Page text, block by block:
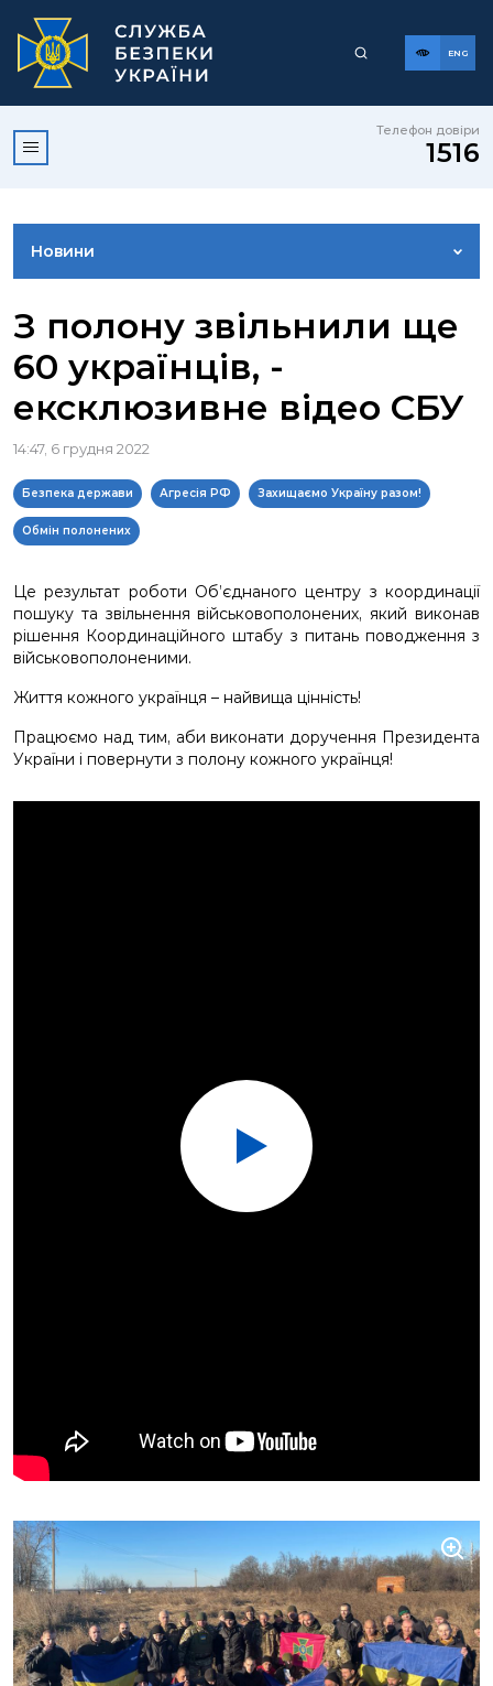
ENG
Телефон довіри
1516
Новини
ВІДЕОГАЛЕРЕЯ
З полону звільнили ще
60 українців, -
ексклюзивне відео СБУ
14:47, 6 грудня 2022
Безпека держави Агресія РФ Захищаємо Україну разом!
Обмін полонених
Це результат роботи Об’єднаного центру з координації
пошуку та звільнення військовополонених, який виконав
рішення Координаційного штабу з питань поводження з
військовополоненими.
Життя кожного українця – найвища цінність!
Працюємо над тим, аби виконати доручення Президента
України і повернути з полону кожного українця!